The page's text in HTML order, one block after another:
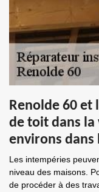
Renolde 60 et
de toit dans la
environs dans
Les intempéries
niveau des maisons.
de procéder à des